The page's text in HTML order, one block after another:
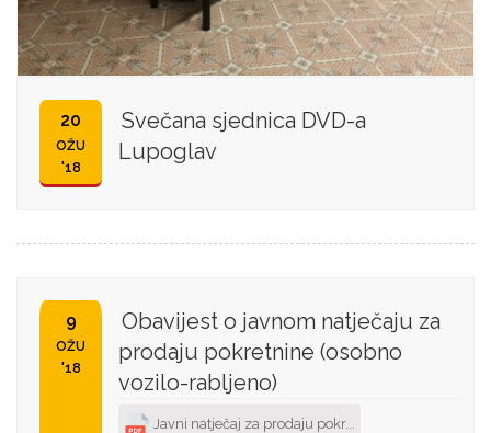
20
OŽU
'18
Svečana sjednica DVD-a
Lupoglav
9
OŽU
'18
Obavijest o javnom natječaju za
prodaju pokretnine (osobno
vozilo-rabljeno)
Javni natječaj za prodaju pokr...